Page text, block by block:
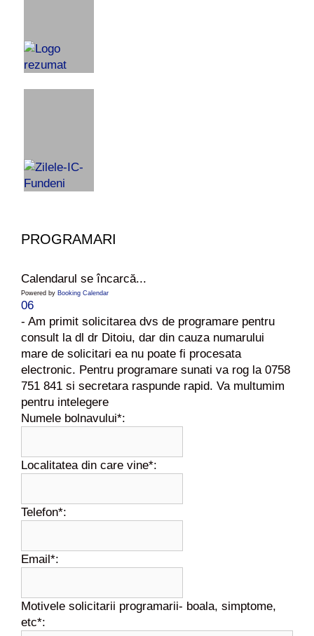
PROGRAMARI
Calendarul se încarcă...
Powered by Booking Calendar
06
- Am primit solicitarea dvs de programare pentru
consult la dl dr Ditoiu, dar din cauza numarului
mare de solicitari ea nu poate fi procesata
electronic. Pentru programare sunati va rog la 0758
751 841 si secretara raspunde rapid. Va multumim
pentru intelegere
Numele bolnavului*:
Localitatea din care vine*:
Telefon*:
Email*:
Motivele solicitarii programarii- boala, simptome,
etc*: